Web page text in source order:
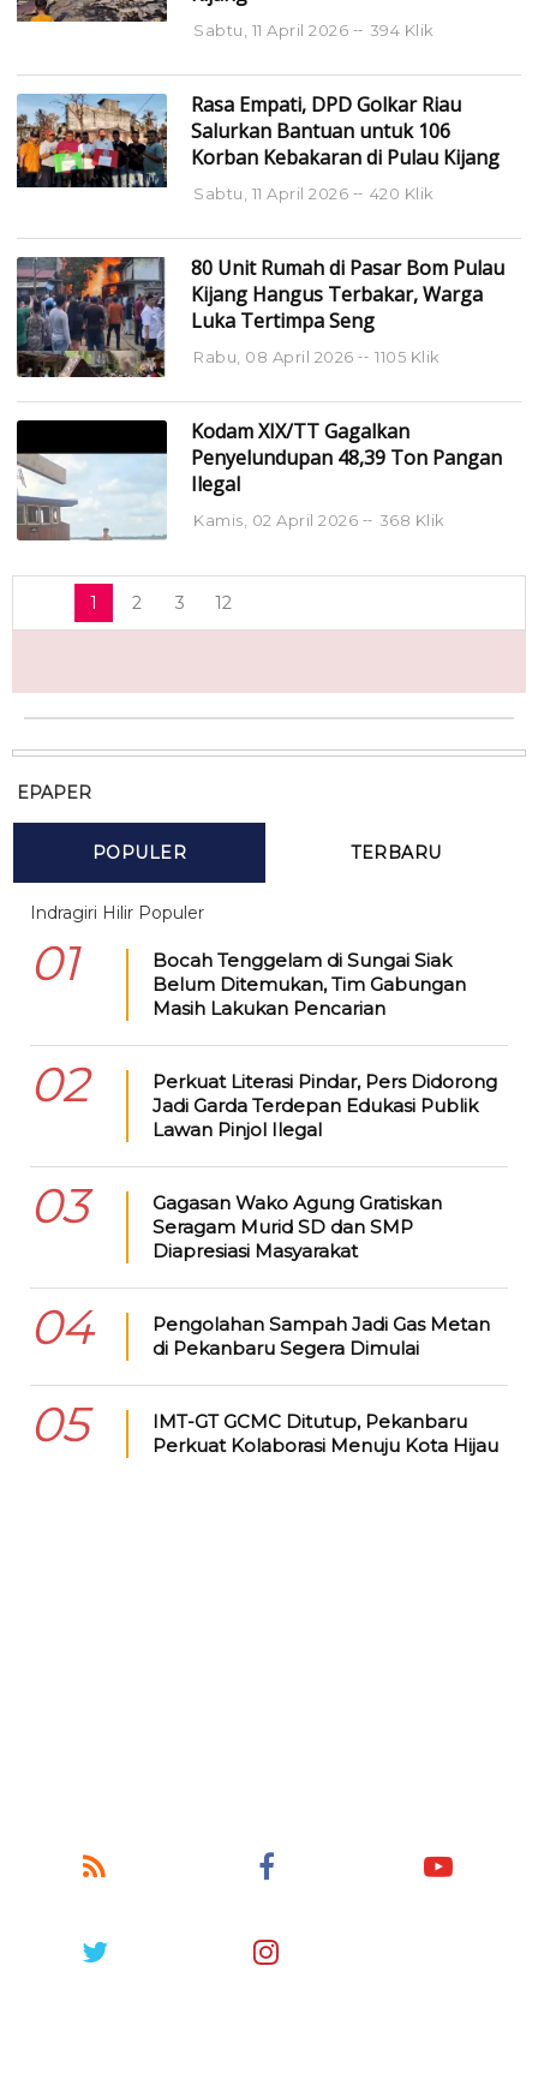
Sabtu, 11 April 2026 394 Klik
Rasa Empati, DPD Golkar Riau
Salurkan Bantuan untuk 106
Korban Kebakaran di Pulau Kijang
Sabtu, 11 April 2026 420 Klik
80 Unit Rumah di Pasar Bom Pulau
Kijang Hangus Terbakar, Warga
Luka Tertimpa Seng
Rabu, 08 April 2026 1105 Klik
Kodam XIX/TT Gagalkan
Penyelundupan 48,39 Ton Pangan
Ilegal
Kamis, 02 April 2026 368 Klik
1 2 3 12
EPAPER
POPULER TERBARU
Indragiri Hilir Populer
01
Bocah Tenggelam di Sungai Siak
Belum Ditemukan, Tim Gabungan
Masih Lakukan Pencarian
02
Perkuat Literasi Pindar, Pers Didorong
Jadi Garda Terdepan Edukasi Publik
Lawan Pinjol Ilegal
03
Gagasan Wako Agung Gratiskan
Seragam Murid SD dan SMP
Diapresiasi Masyarakat
04
Pengolahan Sampah Jadi Gas Metan
di Pekanbaru Segera Dimulai
05
IMT-GT GCMC Ditutup, Pekanbaru
Perkuat Kolaborasi Menuju Kota Hijau